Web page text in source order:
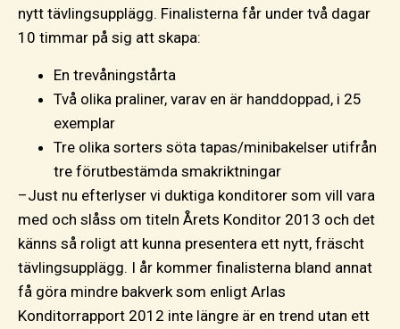
nytt tävlingsupplägg. Finalisterna får under två dagar
10 timmar på sig att skapa:
En trevåningstårta
Två olika praliner, varav en är handdoppad, i 25
exemplar
Tre olika sorters söta tapas/minibakelser utifrån
tre förutbestämda smakriktningar
–Just nu efterlyser vi duktiga konditorer som vill vara
med och slåss om titeln Årets Konditor 2013 och det
känns så roligt att kunna presentera ett nytt, fräscht
tävlingsupplägg. I år kommer finalisterna bland annat
få göra mindre bakverk som enligt Arlas
Konditorrapport 2012 inte längre är en trend utan ett